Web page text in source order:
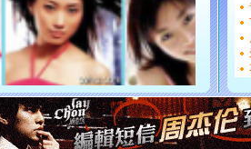
[圣诞节]
能正大
都要快乐
[圣诞节]
如意,快
[元旦]看
断电。爱
你是我专